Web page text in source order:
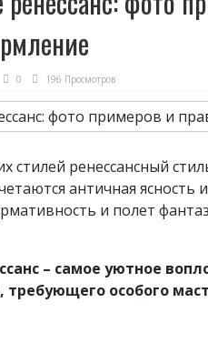
0 196 Просмотров
стилей ренессансный
античная ясность
и полет
– самое уютное
требующего особого